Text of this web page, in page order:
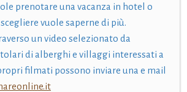
prenotare una vacanza in hotel o
vuole saperne di più.
un video selezionato da
di alberghi e villaggi interessati a
filmati possono inviare una e mail